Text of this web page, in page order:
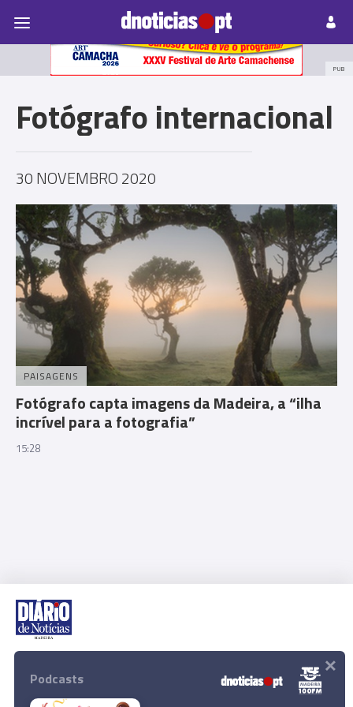
Prazeres Paisagens
PUB
Fotógrafo internacional
30 NOVEMBRO 2020
PAISAGENS
Fotógrafo capta imagens da Madeira, a “ilha
incrível para a fotografia”
15:28
Rua Dr. Fernão de Ornelas, 56 - 3º
291 202 300
Podcasts ×